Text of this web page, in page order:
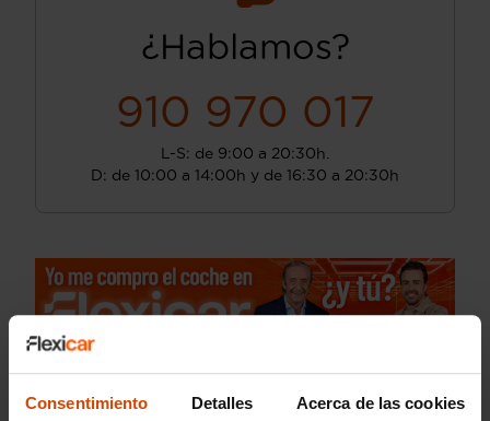
Consentimiento Detalles Acerca de las cookies
¿Hablamos?
910 970 017
L-S: de 9:00 a 20:30h.
D: de 10:00 a 14:00h y de 16:30 a 20:30h